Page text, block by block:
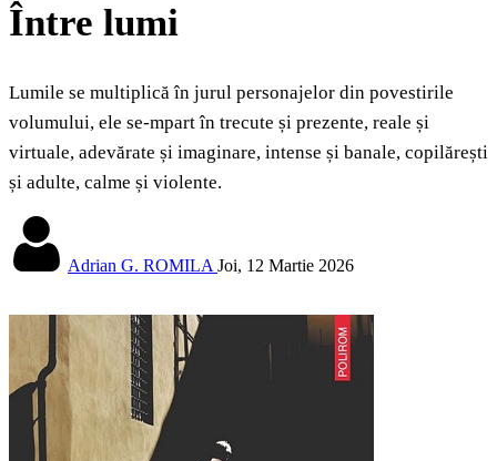
Între lumi
Lumile se multiplică în jurul personajelor din povestirile
volumului, ele se-mpart în trecute și prezente, reale și
virtuale, adevărate și imaginare, intense și banale, copilărești
și adulte, calme și violente.
Adrian G. ROMILA Joi, 12 Martie 2026